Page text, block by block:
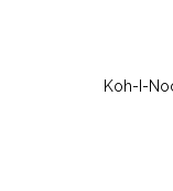
Koh-I-